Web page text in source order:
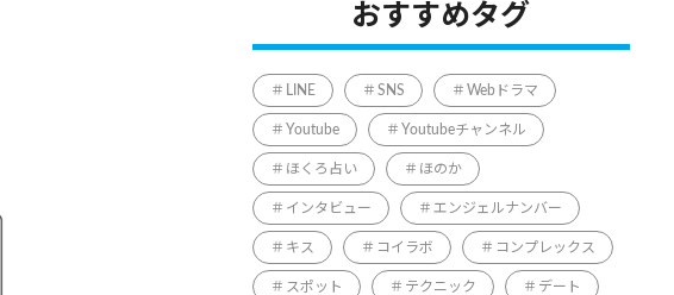
おすすめタグ
LINE SNS Webドラマ
Youtube Youtubeチャンネル
ほくろ占い ほのか
インタビュー エンジェルナンバー
キス コイラボ コンプレックス
スポット テクニック デート